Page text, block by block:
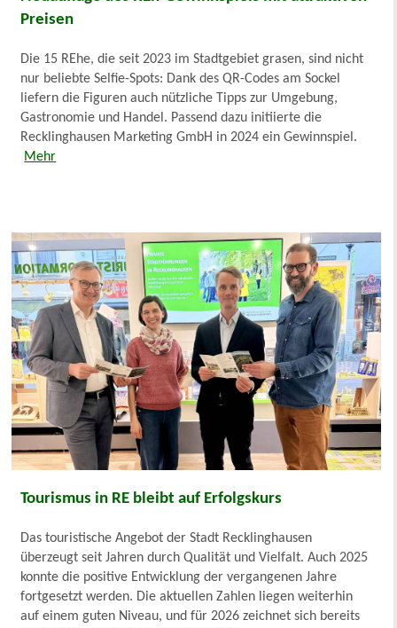
Preisen
Die 15 REhe, die seit 2023 im Stadtgebiet grasen, sind nicht
nur beliebte Selfie-Spots: Dank des QR-Codes am Sockel
liefern die Figuren auch nützliche Tipps zur Umgebung,
Gastronomie und Handel. Passend dazu initiierte die
Recklinghausen Marketing GmbH in 2024 ein Gewinnspiel.
Mehr
Tourismus in RE bleibt auf Erfolgskurs
Das touristische Angebot der Stadt Recklinghausen
überzeugt seit Jahren durch Qualität und Vielfalt. Auch 2025
konnte die positive Entwicklung der vergangenen Jahre
fortgesetzt werden. Die aktuellen Zahlen liegen weiterhin
auf einem guten Niveau, und für 2026 zeichnet sich bereits